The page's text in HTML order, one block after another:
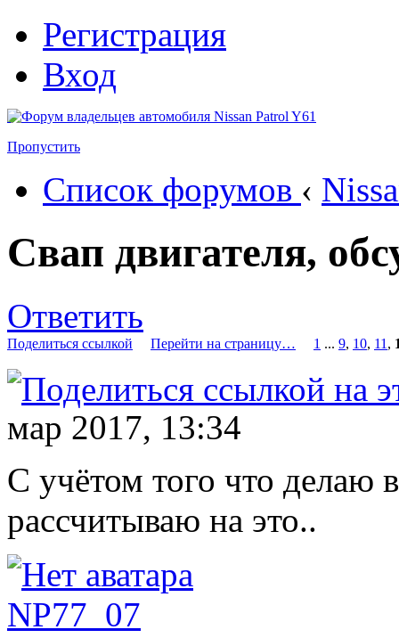
Регистрация
Вход
Пропустить
Список форумов ‹
Свап двигателя,
Ответить
Поделиться ссылкой Перейти на страницу… 1 ... 9, 10, 11 ,
мар 2017, 13:34
С учётом того что делаю
рассчитываю на это..
NP77_07